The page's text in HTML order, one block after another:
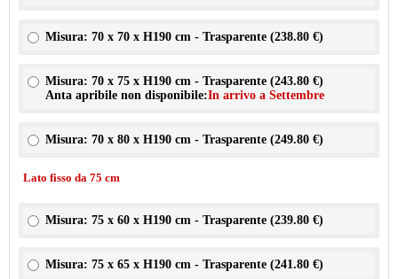
Misura: 70 x 70 x H190 cm - Trasparente (238.80 €)
Misura: 70 x 75 x H190 cm - Trasparente (243.80 €)
Anta apribile non disponibile:In arrivo a Settembre
Misura: 70 x 80 x H190 cm - Trasparente (249.80 €)
Lato fisso da 75 cm
Misura: 75 x 60 x H190 cm - Trasparente (239.80 €)
Misura: 75 x 65 x H190 cm - Trasparente (241.80 €)